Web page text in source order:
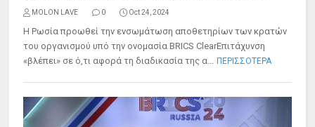
MOLON LAVE 0 Oct 24, 2024
H Ρωσία προωθεί την ενσωμάτωση αποθετηρίων των κρατών
του οργανισμού υπό την ονομασία BRICS ClearΕπιτάχυνση
«βλέπει» σε ό,τι αφορά τη διαδικασία της α... ΠΕΡΙΣΣΟΤΕΡΑ